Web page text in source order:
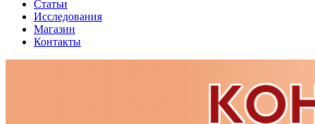
Статьи
Исследования
Магазин
Контакты